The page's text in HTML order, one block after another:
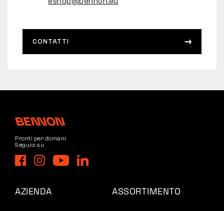
CONTATTI
Pronti per domani
Seguici su
AZIENDA ASSORTIMENTO